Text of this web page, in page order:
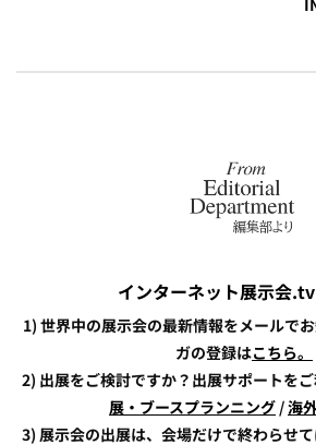
インターネット展示会
1) 世界中の展示会の最新情報をメールで
ガの登録はこちら。
2) 出展をご検討ですか？出展サポートをご
展・ブースプランニング /海
3) 展示会の出展は、会場だけで終わらせ